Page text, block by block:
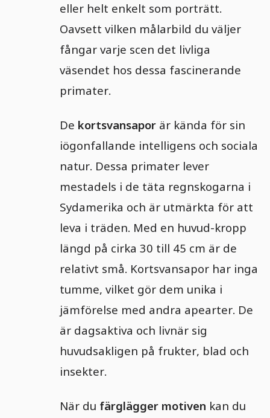
eller helt enkelt som porträtt.
Oavsett vilken målarbild du väljer
fångar varje scen det livliga
väsendet hos dessa fascinerande
primater.
De kortsvansapor är kända för sin
iögonfallande intelligens och sociala
natur. Dessa primater lever
mestadels i de täta regnskogarna i
Sydamerika och är utmärkta för att
leva i träden. Med en huvud-kropp
längd på cirka 30 till 45 cm är de
relativt små. Kortsvansapor har inga
tumme, vilket gör dem unika i
jämförelse med andra apearter. De
är dagsaktiva och livnär sig
huvudsakligen på frukter, blad och
insekter.
När du färglägger motiven kan du